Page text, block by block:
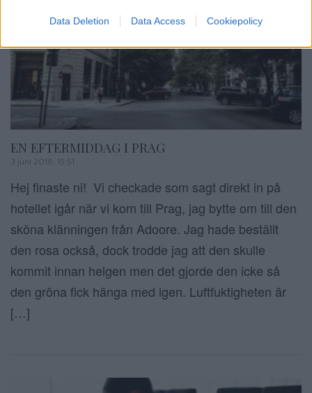
Data Deletion Data Access Cookiepolicy
EN EFTERMIDDAG I PRAG
3 juni 2018, 15:51
Hej finaste ni! Vi checkade som sagt direkt in på
hotellet igår när vi kom till Prag, jag bytte om till den
sköna klänningen från Adoore. Jag hade beställt
den rosa också, dock trodde jag att den skulle
kommit innan helgen men det gjorde den icke så
den gröna fick hänga med igen. Luftfuktigheten är
[…]